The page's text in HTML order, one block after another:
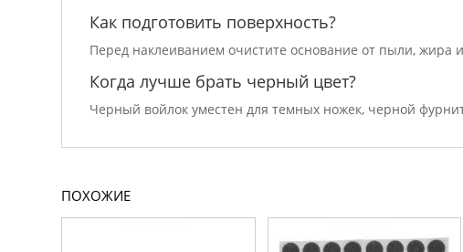
Как подготовить поверхность?
Перед наклеиванием очистите основание от пыли, жира
Когда лучше брать черный цвет?
Черный войлок уместен для темных ножек, черной
ПОХОЖИЕ